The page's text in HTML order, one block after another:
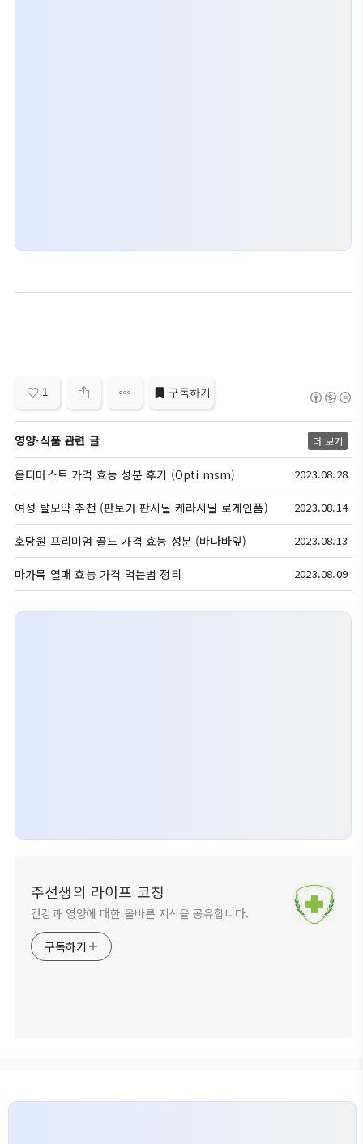
1 구독하기
영양·식품 관련 글 더 보기
옵티머스트 가격 효능 성분 후기 (Opti msm) 2023.08.28
여성 탈모약 추천 (판토가 판시딜 케라시딜 로게인폼) 2023.08.14
호당원 프리미엄 골드 가격 효능 성분 (바나바잎) 2023.08.13
마가목 열매 효능 가격 먹는법 정리 2023.08.09
주선생의 라이프 코칭
건강과 영양에 대한 올바른 지식을 공유합니다.
구독하기